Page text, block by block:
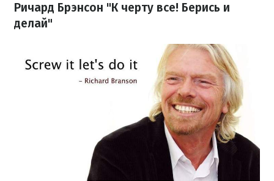
Ричард Брэнсон "К черту все! Берись и
делай"